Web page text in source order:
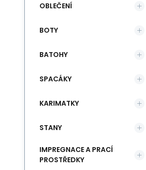
OBLEČENÍ
BOTY
BATOHY
SPACÁKY
KARIMATKY
STANY
IMPREGNACE A PRACÍ
PROSTŘEDKY